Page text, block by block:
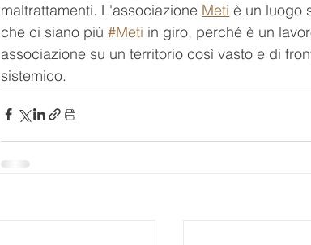
maltrattamenti. L'associazione Meti è un luogo
che ci siano più #Meti in giro, perché è un
associazione su un territorio così vasto e di
sistemico.